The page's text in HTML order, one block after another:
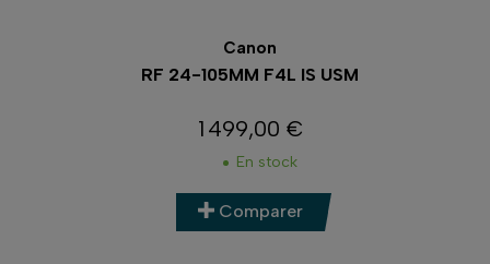
Canon
RF 24-105MM F4L IS USM
Prix
1 499,00 €
En stock
Comparer